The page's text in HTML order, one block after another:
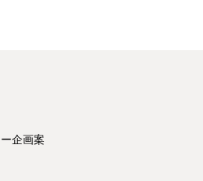
企画案